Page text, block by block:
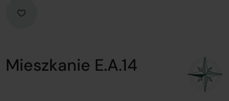
Mieszkanie E.A.14